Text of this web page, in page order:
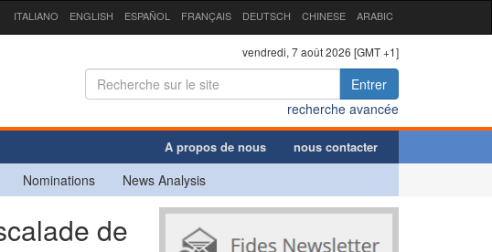
ITALIANO ENGLISH ESPAÑOL FRANÇAIS DEUTSCH CHINESE ARABIC
vendredi, 7 août 2026 [GMT +1]
Entrer
recherche avancée
A propos de nous nous contacter
Nominations News Analysis
de